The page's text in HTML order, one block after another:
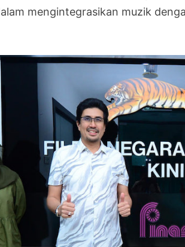
mengintegrasikan muzik